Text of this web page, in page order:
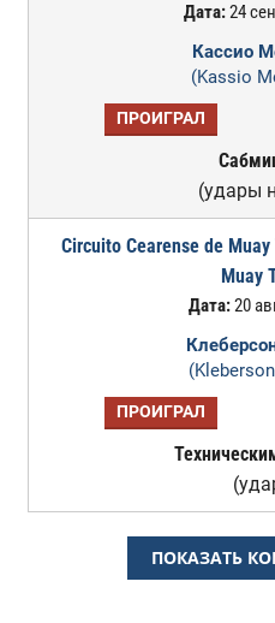
Дата:24
Кассио
(Kassio
ПРОИГРАЛ
(удары
Circuito Cearense de
Muay
Дата:20
ПРОИГРАЛ
ПОКАЗАТЬ